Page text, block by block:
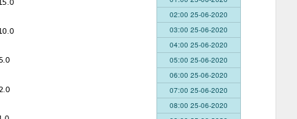
02:00 25-06-2020
03:00 25-06-2020
04:00 25-06-2020
05:00 25-06-2020
06:00 25-06-2020
07:00 25-06-2020
08:00 25-06-2020